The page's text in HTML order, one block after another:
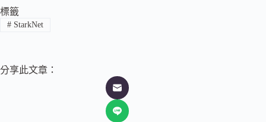
標籤
#StarkNet
分享此文章：